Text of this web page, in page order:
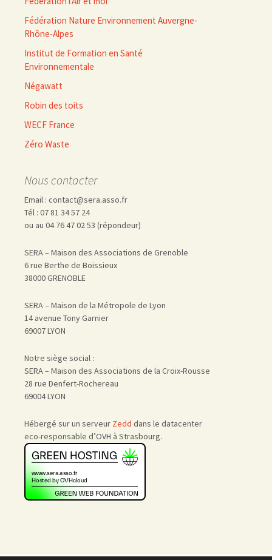
Fédération Nature Environnement Auvergne-
Rhône-Alpes
Institut de Formation en Santé
Environnementale
Négawatt
Robin des toits
WECF France
Zéro Waste
Nous contacter
Email : contact@sera.asso.fr
Tél : 07 81 34 57 24
ou au 04 76 47 02 53 (répondeur)
SERA – Maison des Associations de Grenoble
6 rue Berthe de Boissieux
38000 GRENOBLE
SERA – Maison de la Métropole de Lyon
14 avenue Tony Garnier
69007 LYON
Notre siège social :
SERA – Maison des Associations de la Croix-Rousse
28 rue Denfert-Rochereau
69004 LYON
Hébergé sur un serveur Zedd dans le datacenter
eco-responsable d’OVH à Strasbourg.